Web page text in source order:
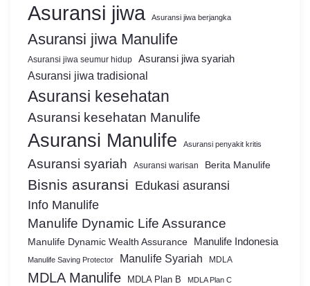
Asuransi jiwa Asuransi jiwa berjangka
Asuransi jiwa Manulife
Asuransi jiwa seumur hidup Asuransi jiwa syariah
Asuransi jiwa tradisional
Asuransi kesehatan
Asuransi kesehatan Manulife
Asuransi Manulife Asuransi penyakit kritis
Asuransi syariah Asuransi warisan Berita Manulife
Bisnis asuransi Edukasi asuransi
Info Manulife
Manulife Dynamic Life Assurance
Manulife Dynamic Wealth Assurance Manulife Indonesia
Manulife Saving Protector Manulife Syariah MDLA
MDLA Manulife MDLA Plan B MDLA Plan C